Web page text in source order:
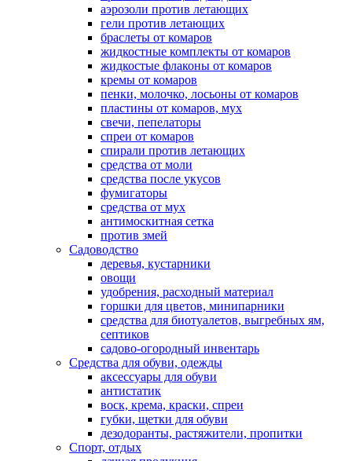
аэрозоли против летающих
гели против летающих
браслеты от комаров
жидкостные комплекты от комаров
жидкостые флаконы от комаров
кремы от комаров
пенки, молочко, лосьоны от комаров
пластины от комаров, мух
свечи, пепелаторы
спреи от комаров
спирали против летающих
средства от моли
средства после укусов
фумигаторы
средства от мух
антимоскитная сетка
против змей
Садоводство
деревья, кустарники
овощи
удобрения, расходный материал
горшки для цветов, минипарники
средства для биотуалетов, выгребных ям,
септиков
садово-огородный инвентарь
Средства для обуви, одежды
аксессуары для обуви
антистатик
воск, крема, краски, спреи
губки, щетки для обуви
дезодоранты, растяжители, пропитки
Спорт, отдых